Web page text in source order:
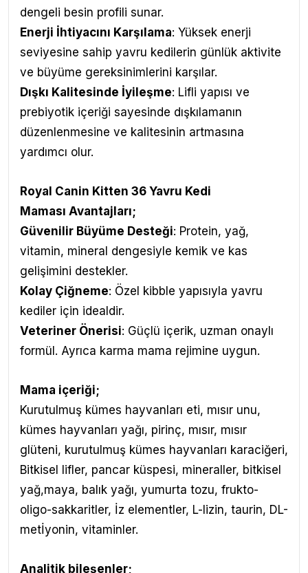
dengeli besin profili sunar.
Enerji İhtiyacını Karşılama: Yüksek enerji
seviyesine sahip yavru kedilerin günlük aktivite
ve büyüme gereksinimlerini karşılar.
Dışkı Kalitesinde İyileşme: Lifli yapısı ve
prebiyotik içeriği sayesinde dışkılamanın
düzenlenmesine ve kalitesinin artmasına
yardımcı olur.
Royal Canin Kitten 36 Yavru Kedi
Maması Avantajları;
Güvenilir Büyüme Desteği: Protein, yağ,
vitamin, mineral dengesiyle kemik ve kas
gelişimini destekler.
Kolay Çiğneme: Özel kibble yapısıyla yavru
kediler için idealdir.
Veteriner Önerisi: Güçlü içerik, uzman onaylı
formül. Ayrıca karma mama rejimine uygun.
Mama içeriği;
Kurutulmuş kümes hayvanları eti, mısır unu,
kümes hayvanları yağı, pirinç, mısır, mısır
glüteni, kurutulmuş kümes hayvanları karaciğeri,
Bitkisel lifler, pancar küspesi, mineraller, bitkisel
yağ,maya, balık yağı, yumurta tozu, frukto-
oligo-sakkaritler, İz elementler, L-lizin, taurin, DL-
metİyonin, vitaminler.
Analitik bileşenler;